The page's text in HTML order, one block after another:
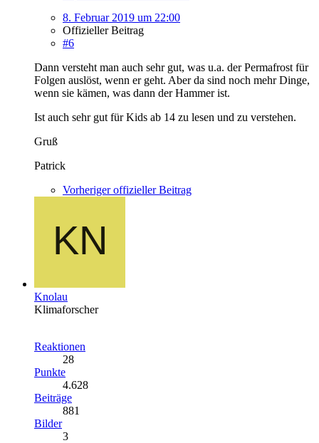
8. Februar 2019 um 22:00
Offizieller Beitrag
#6
Dann versteht man auch sehr gut, was u.a. der Permafrost für
Folgen auslöst, wenn er geht. Aber da sind noch mehr Dinge,
wenn sie kämen, was dann der Hammer ist.
Ist auch sehr gut für Kids ab 14 zu lesen und zu verstehen.
Gruß
Patrick
Vorheriger offizieller Beitrag
Knolau
Klimaforscher
Reaktionen
28
Punkte
4.628
Beiträge
881
Bilder
3